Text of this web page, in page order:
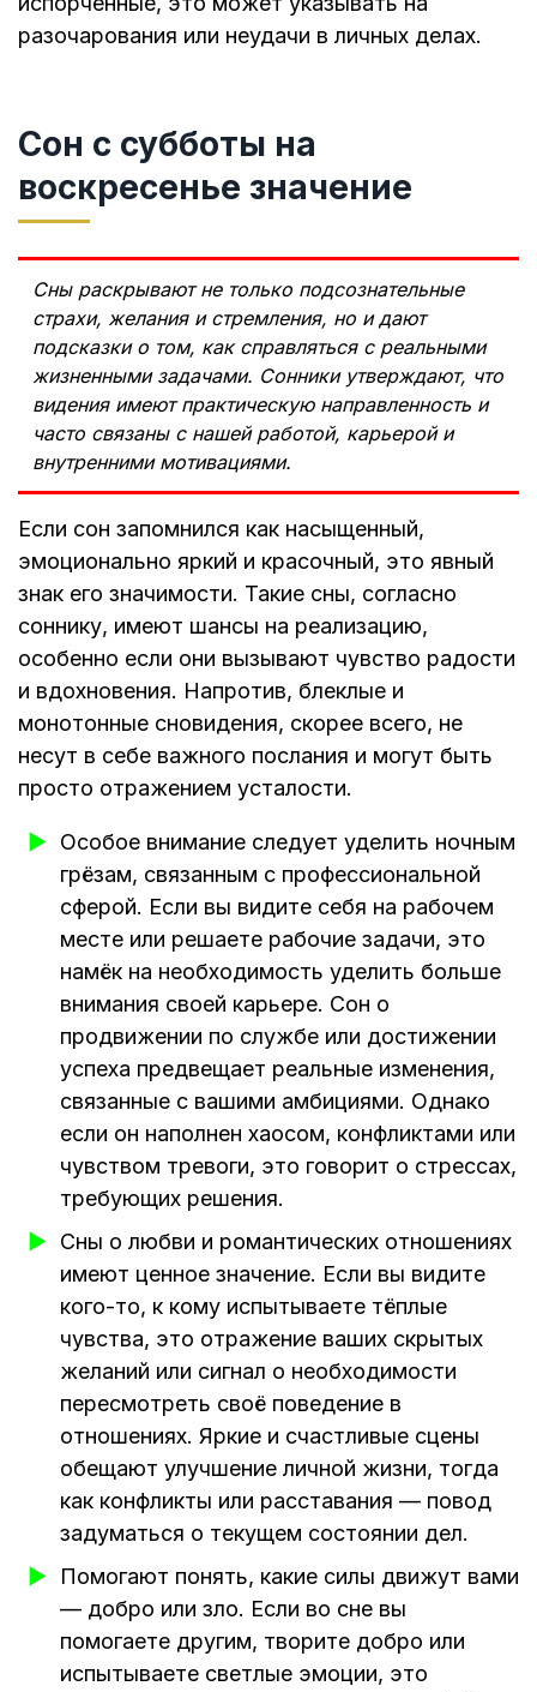
разочарования или неудачи в личных делах.
Сон с субботы на
воскресенье значение
Сны раскрывают не только подсознательные
страхи, желания и стремления, но и дают
подсказки о том, как справляться с реальными
жизненными задачами. Сонники утверждают, что
видения имеют практическую направленность и
часто связаны с нашей работой, карьерой и
внутренними мотивациями.
Если сон запомнился как насыщенный,
эмоционально яркий и красочный, это явный
знак его значимости. Такие сны, согласно
соннику, имеют шансы на реализацию,
особенно если они вызывают чувство радости
и вдохновения. Напротив, блеклые и
монотонные сновидения, скорее всего, не
несут в себе важного послания и могут быть
просто отражением усталости.
Особое внимание следует уделить ночным
грёзам, связанным с профессиональной
сферой. Если вы видите себя на рабочем
месте или решаете рабочие задачи, это
намёк на необходимость уделить больше
внимания своей карьере. Сон о
продвижении по службе или достижении
успеха предвещает реальные изменения,
связанные с вашими амбициями. Однако
если он наполнен хаосом, конфликтами или
чувством тревоги, это говорит о стрессах,
требующих решения.
Сны о любви и романтических отношениях
имеют ценное значение. Если вы видите
кого-то, к кому испытываете тёплые
чувства, это отражение ваших скрытых
желаний или сигнал о необходимости
пересмотреть своё поведение в
отношениях. Яркие и счастливые сцены
обещают улучшение личной жизни, тогда
как конфликты или расставания — повод
задуматься о текущем состоянии дел.
Помогают понять, какие силы движут вами
— добро или зло. Если во сне вы
помогаете другим, творите добро или
испытываете светлые эмоции, это